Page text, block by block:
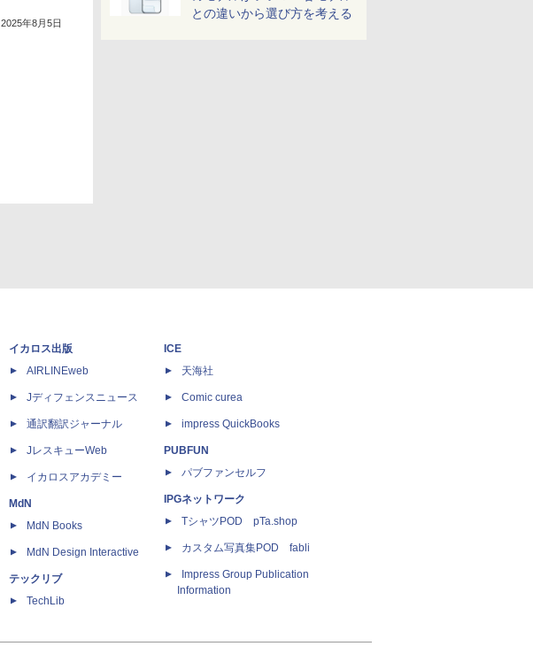
との違いから選び方を考える
2025年8月5日
イカロス出版
AIRLINEweb
Jディフェンスニュース
通訳翻訳ジャーナル
JレスキューWeb
イカロスアカデミー
MdN
MdN Books
MdN Design Interactive
テックリブ
TechLib
ICE
天海社
Comic curea
impress QuickBooks
PUBFUN
パブファンセルフ
IPGネットワーク
TシャツPOD pTa.shop
カスタム写真集POD fabli
Impress Group Publication
Information